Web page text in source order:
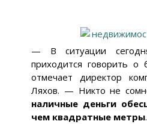
— В ситуации
приходится говорить
отмечает директор
Ляхов. — Никто не
наличные деньги
чем квадратные метры.